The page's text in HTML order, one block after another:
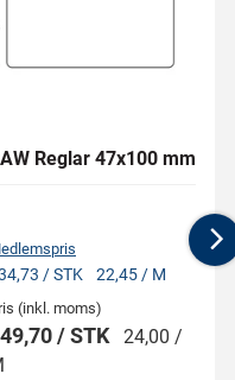
Reglar 47x100 mm
/ STK 22,45 / M
(inkl. moms)
/ STK 24,00 /